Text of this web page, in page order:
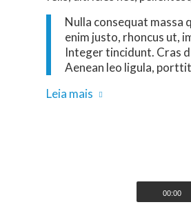
Nulla consequat massa
enim justo, rhoncus ut,
Integer tincidunt. Cras
Aenean leo ligula,
Leia mais
00:00